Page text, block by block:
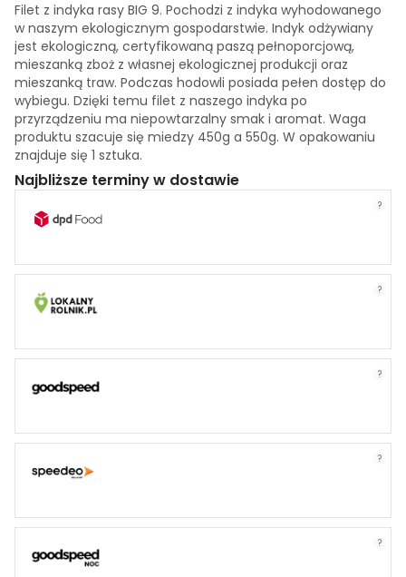
Filet z indyka rasy BIG 9. Pochodzi z indyka wyhodowanego
w naszym ekologicznym gospodarstwie. Indyk odżywiany
jest ekologiczną, certyfikowaną paszą pełnoporcjową,
mieszanką zboż z własnej ekologicznej produkcji oraz
mieszanką traw. Podczas hodowli posiada pełen dostęp do
wybiegu. Dzięki temu filet z naszego indyka po
przyrządzeniu ma niepowtarzalny smak i aromat. Waga
produktu szacuje się miedzy 450g a 550g. W opakowaniu
znajduje się 1 sztuka.
Najbliższe terminy w dostawie
?
?
?
?
?